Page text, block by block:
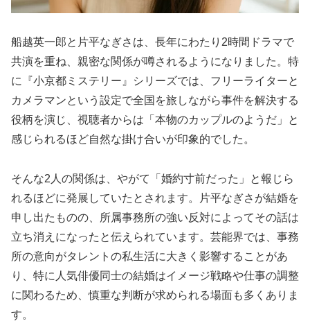
船越英一郎と片平なぎさは、長年にわたり2時間ドラマで
共演を重ね、親密な関係が噂されるようになりました。特
に『小京都ミステリー』シリーズでは、フリーライターと
カメラマンという設定で全国を旅しながら事件を解決する
役柄を演じ、視聴者からは「本物のカップルのようだ」と
感じられるほど自然な掛け合いが印象的でした。
そんな2人の関係は、やがて「婚約寸前だった」と報じら
れるほどに発展していたとされます。片平なぎさが結婚を
申し出たものの、所属事務所の強い反対によってその話は
立ち消えになったと伝えられています。芸能界では、事務
所の意向がタレントの私生活に大きく影響することがあ
り、特に人気俳優同士の結婚はイメージ戦略や仕事の調整
に関わるため、慎重な判断が求められる場面も多くありま
す。